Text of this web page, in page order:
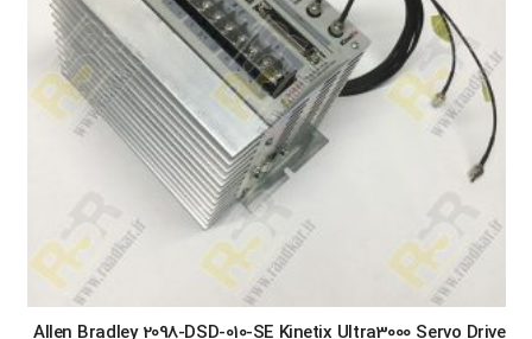
Allen Bradley 2098-DSD-010-SE Kinetix Ultra3000 Servo Drive